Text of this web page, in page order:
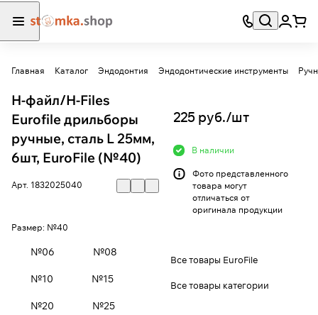
Главная Каталог Эндодонтия Эндодонтические инструменты
Н-файл/Н-Files
Eurofile дрильборы
ручные, сталь L 25мм,
6шт, EuroFile (№40)
Арт. 1832025040
Размер: №40
№06 №08
№10 №15
№20 №25
225 руб./шт
В наличии
Фото представленного
товара могут
отличаться от
оригинала продукции
Все товары EuroFile
Все товары категории